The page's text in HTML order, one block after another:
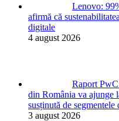
Lenovo:
afirmă că
digitale
4 august 2026
Raport
din România va ajunge
susținută de segmentele
3 august 2026